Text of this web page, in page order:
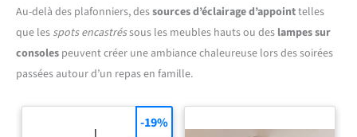
Au-delà des plafonniers, dessources d’éclairage d’appointtelles
que les spots encastréssous les meubles hauts ou des lampes sur
consoles peuvent créer une ambiance chaleureuse lors des soirées
passées autour d’un repas en famille.
-19%